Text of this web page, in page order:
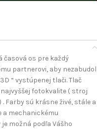
časová os pre každý
partnerovi, aby nezabudol
“ vystúpenej tlači. Tlač
fotokvalite ( stroj
Farby sú krásne živé, stále a
a mechanickému
možná podľa Vášho